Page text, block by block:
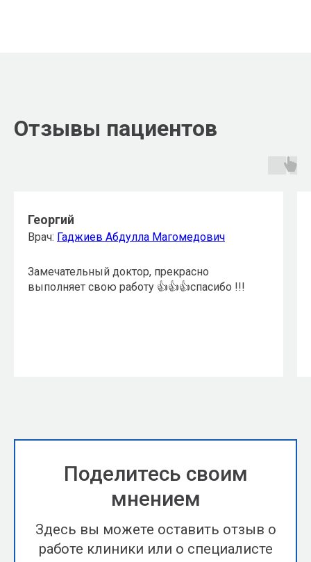
Отзывы пациентов
Георгий
Врач: Гаджиев Абдулла Магомедович
Замечательный доктор, прекрасно
выполняет свою работу 👍👍👍спасибо !!!
Поделитесь своим
мнением
Здесь вы можете оставить отзыв о
работе клиники или о специалисте